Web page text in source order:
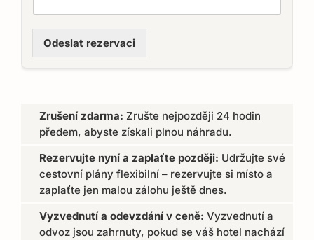
Odeslat rezervaci
Zrušení zdarma: Zrušte nejpozději 24 hodin
předem, abyste získali plnou náhradu.
Rezervujte nyní a zaplaťte později: Udržujte své
cestovní plány flexibilní – rezervujte si místo a
zaplaťte jen malou zálohu ještě dnes.
Vyzvednutí a odevzdání v ceně: Vyzvednutí a
odvoz jsou zahrnuty, pokud se váš hotel nachází